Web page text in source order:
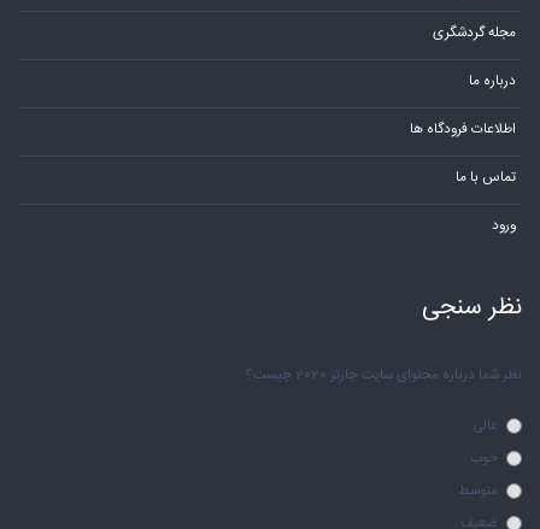
مجله گردشگری
درباره ما
اطلاعات فرودگاه ها
تماس با ما
ورود
نظر سنجی
نظر شما درباره محتوای سایت چارتر 2020 چیست؟
عالی
خوب
متوسط
ضعیف